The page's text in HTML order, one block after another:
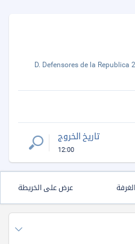
D. Defensores de la Republica
تاريخ الخروج
12:00
عرض على الخريطة